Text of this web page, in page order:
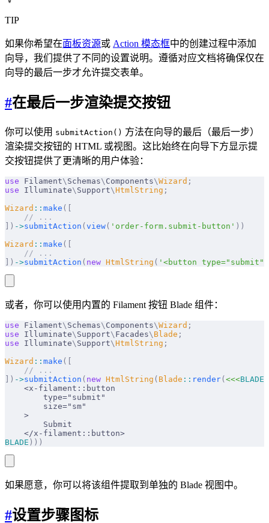
TIP
如果你希望在面板资源或 Action 模态框中的创建过程中添加
向导，我们提供了不同的设置说明。遵循对应文档将确保仅在
向导的最后一步才允许提交表单。
#在最后一步渲染提交按钮
你可以使用 submitAction() 方法在向导的最后（最后一步）
渲染提交按钮的 HTML 或视图。这比始终在向导下方显示提
交按钮提供了更清晰的用户体验：
use Filament\ Schemas\ Components\Wizard ;
use Illuminate\ Support\HtmlString ;
Wizard :: make ([
    // ...
]) ->submitAction ( view( 'order-form.submit-button' ))
Wizard :: make ([
    // ...
]) ->submitAction ( new HtmlString ( '<button
或者，你可以使用内置的 Filament 按钮 Blade 组件：
use Filament\ Schemas\ Components\Wizard ;
use Illuminate\ Support\ Facades\ Blade ;
use Illuminate\ Support\HtmlString ;
Wizard :: make ([
    // ...
]) ->submitAction ( new HtmlString ( Blade :: render( <<<BLADE
    <x-filament::button
        type="submit"
        size="sm"
    >
        Submit
    </x-filament::button>
BLADE )))
如果愿意，你可以将该组件提取到单独的 Blade 视图中。
#设置步骤图标